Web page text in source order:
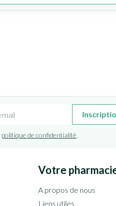
politique de confidentialité.
Votre
A propos de nous
Liens utiles